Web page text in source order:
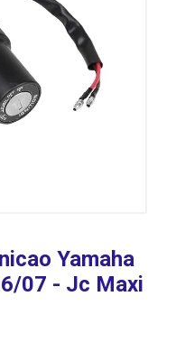
Yamaha
07 - Jc Maxi